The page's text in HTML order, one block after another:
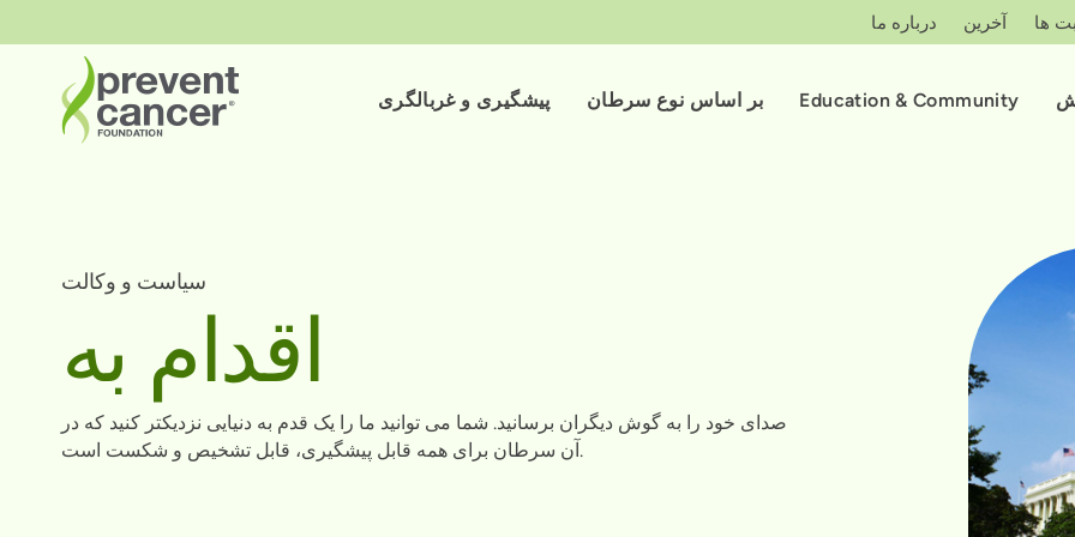
پیشگیری و غربالگری بر اساس نوع سرطان Education & Community
درباره ما آخرین ها
سیاست و وکالت
اقدام به
صدای خود را به گوش دیگران برسانید. شما می توانید ما را یک قدم به دنیایی نزدیکتر کنید که در
آن سرطان برای همه قابل پیشگیری، قابل تشخیص و شکست است.